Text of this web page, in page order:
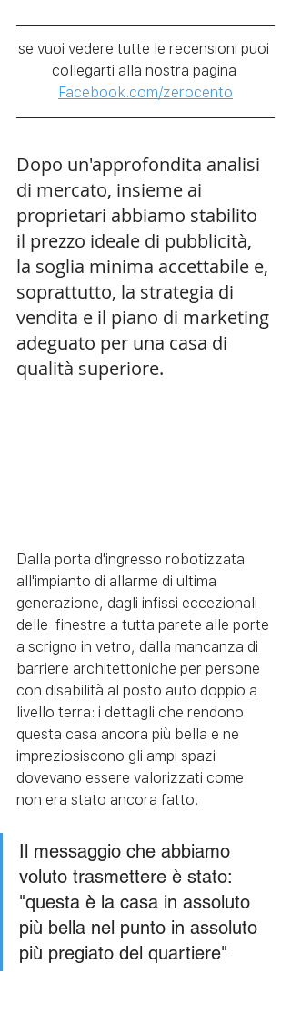
se vuoi vedere tutte le recensioni puoi
collegarti alla nostra pagina
Facebook.com/zerocento
Dopo un'approfondita analisi
di mercato, insieme ai
proprietari abbiamo stabilito
il prezzo ideale di pubblicità,
la soglia minima accettabile e,
soprattutto, la strategia di
vendita e il piano di marketing
adeguato per una casa di
qualità superiore.
Dalla porta d'ingresso robotizzata
all'impianto di allarme di ultima
generazione, dagli infissi eccezionali
delle  finestre a tutta parete alle porte
a scrigno in vetro, dalla mancanza di
barriere architettoniche per persone
con disabilità al posto auto doppio a
livello terra: i dettagli che rendono
questa casa ancora più bella e ne
impreziosiscono gli ampi spazi
dovevano essere valorizzati come
non era stato ancora fatto.
Il messaggio che abbiamo
voluto trasmettere è stato:
"questa è la casa in assoluto
più bella nel punto in assoluto
più pregiato del quartiere"